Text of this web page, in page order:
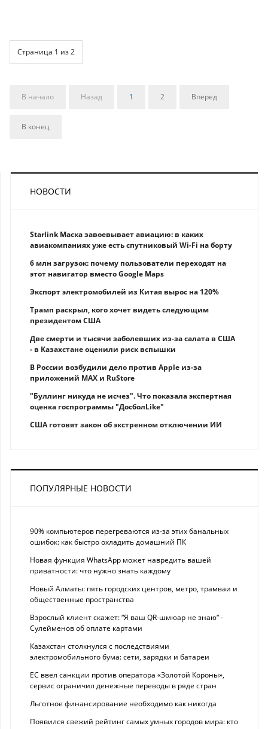
Страница 1 из 2
В начало Назад 1 2 Вперед
В конец
НОВОСТИ
Starlink Маска завоевывает авиацию: в каких
авиакомпаниях уже есть спутниковый Wi-Fi на борту
6 млн загрузок: почему пользователи переходят на
этот навигатор вместо Google Maps
Экспорт электромобилей из Китая вырос на 120%
Трамп раскрыл, кого хочет видеть следующим
президентом США
Две смерти и тысячи заболевших из-за салата в США
- в Казахстане оценили риск вспышки
В России возбудили дело против Apple из-за
приложений MAX и RuStore
"Буллинг никуда не исчез". Что показала экспертная
оценка госпрограммы "ДосболLike"
США готовят закон об экстренном отключении ИИ
ПОПУЛЯРНЫЕ НОВОСТИ
90% компьютеров перегреваются из-за этих банальных
ошибок: как быстро охладить домашний ПК
Новая функция WhatsApp может навредить вашей
приватности: что нужно знать каждому
Новый Алматы: пять городских центров, метро, трамваи и
общественные пространства
Взрослый клиент скажет: “Я ваш QR-шмюар не знаю“ -
Сулейменов об оплате картами
Казахстан столкнулся с последствиями
электромобильного бума: сети, зарядки и батареи
ЕС ввел санкции против оператора «Золотой Короны»,
сервис ограничил денежные переводы в ряде стран
Льготное финансирование необходимо как никогда
Появился свежий рейтинг самых умных городов мира: кто